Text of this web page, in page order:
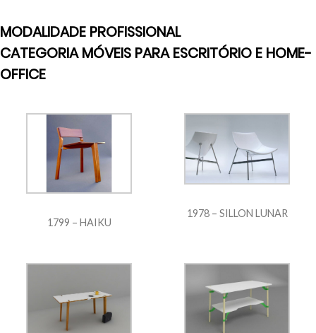
MODALIDADE PROFISSIONAL
CATEGORIA MÓVEIS PARA ESCRITÓRIO E HOME-
OFFICE
1799 – HAIKU
1978 – SILLON LUNAR